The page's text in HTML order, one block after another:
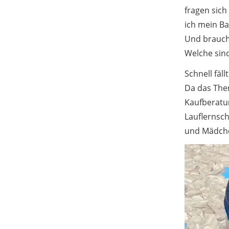
fragen
ich mein
Und
Welche
Schnell
Da das
und